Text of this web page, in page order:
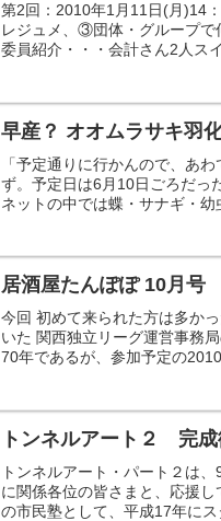
第2回：2010年1月11日(月)14
レジュメ、③団体・グループ
委員紹介・・・会計さん2人ス
早産？ オオムラサキ
「予定通りに行かんので、あ
ず。予定日は6月10日ごろだっ
ネットの中では蝶・サナギ・
居酒屋たんぽぽ 10月号
今回 初めて来られた方は多か
いた 関西独立リーグ運営事務
70年であるが、参加予定の
トンネルアート２ 完
トンネルアート・パート２は
に関係各位の皆さまと、応援
の市民塾として、平成17年に